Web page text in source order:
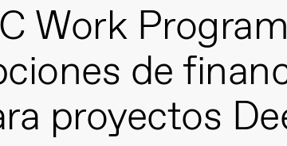
Work
de
proyectos